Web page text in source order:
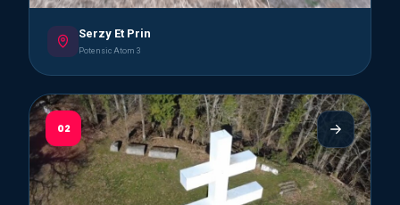
Serzy Et Prin
Potensic Atom 3
02